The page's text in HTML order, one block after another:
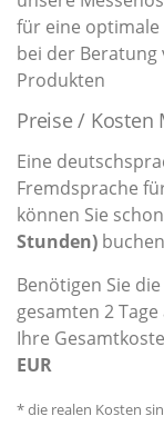
für eine
bei der
Produkten
Preise / Kosten
Eine
Fremdsprache
können Sie
Stunden)
Benötigen Sie
gesamten 2
Ihre
EUR
* die realen Kosten